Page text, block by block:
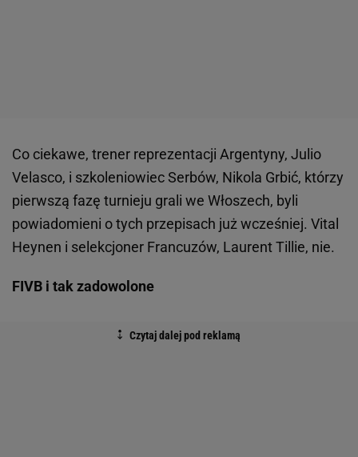
Co ciekawe, trener reprezentacji Argentyny, Julio
Velasco, i szkoleniowiec Serbów, Nikola Grbić, którzy
pierwszą fazę turnieju grali we Włoszech, byli
powiadomieni o tych przepisach już wcześniej. Vital
Heynen i selekcjoner Francuzów, Laurent Tillie, nie.
FIVB i tak zadowolone